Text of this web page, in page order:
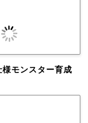
モンスター育成